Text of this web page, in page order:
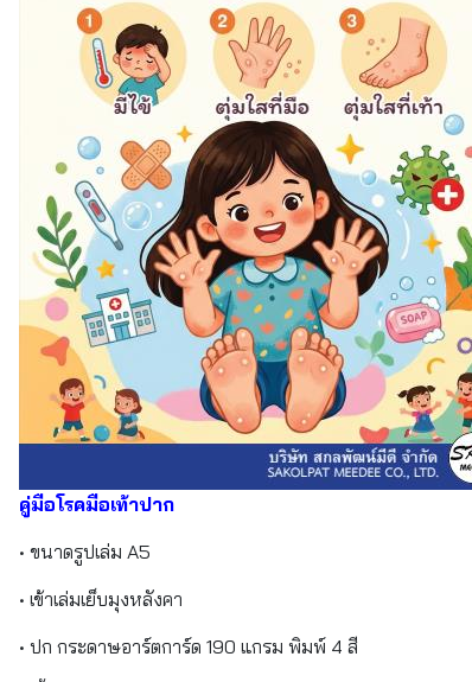
คู่มือโรคมือเท้าปาก
• ขนาดรูปเล่ม A5
• เข้าเล่มเย็บมุงหลังคา
• ปก กระดาษอาร์ตการ์ด 190 แกรม พิมพ์ 4 สี